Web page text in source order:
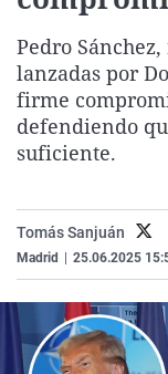
Pedro
lanzadas por
firme
defendiendo
suficiente.
Tomás Sanjuán
Madrid 25.06.2025